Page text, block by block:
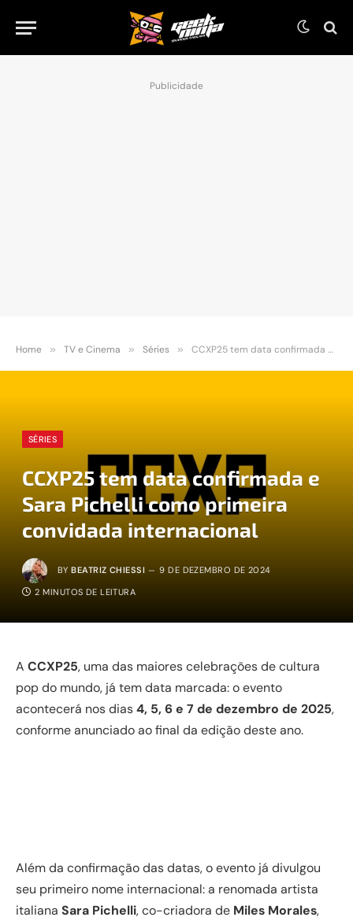
Publicidade
Home » TV e Cinema » Séries » CCXP25 tem data confirmada e Sara Pichelli como primeira convidada internacional
SÉRIES
CCXP25 tem data confirmada e
Sara Pichelli como primeira
convidada internacional
BY BEATRIZ CHIESSI 9 DE DEZEMBRO DE 2024
2 MINUTOS DE LEITURA
A CCXP25, uma das maiores celebrações de cultura
pop do mundo, já tem data marcada: o evento
acontecerá nos dias4, 5, 6 e 7 de dezembro de 2025,
conforme anunciado ao final da edição deste ano.
Além da confirmação das datas, o evento já divulgou
seu primeiro nome internacional: a renomada artista
italiana Sara Pichelli, co-criadora de Miles Morales,